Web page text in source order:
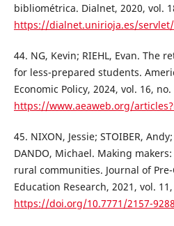
bibliométrica. Dialnet, 2020, vol.
https://dialnet.unirioja.es/servlet/
44. NG, Kevin; RIEHL, Evan. The
for less-prepared students.
Economic Policy, 2024, vol. 16, no.
https://www.aeaweb.org/
45. NIXON, Jessie; STOIBER,
DANDO, Michael. Making
rural communities. Journal of
Education Research, 2021, vol.
https://doi.org/10.7771/2157-